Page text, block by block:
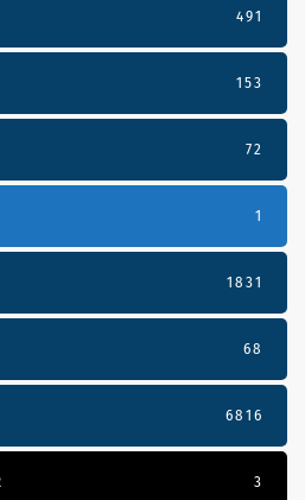
491
153
72
1
1831
68
6816
3